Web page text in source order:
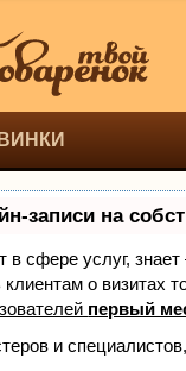
записи на
в сфере услуг,
клиентам о
первый
и